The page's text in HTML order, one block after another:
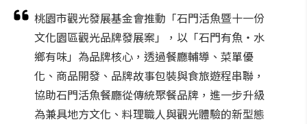
桃園市觀光發展基金會推動「石門活魚暨十一份
文化園區觀光品牌發展案」，以「石門有魚・水
鄉有味」為品牌核心，透過餐廳輔導、菜單優
化、商品開發、品牌故事包裝與食旅遊程串聯，
協助石門活魚餐廳從傳統聚餐品牌，進一步升級
為兼具地方文化、料理職人與觀光體驗的新型態